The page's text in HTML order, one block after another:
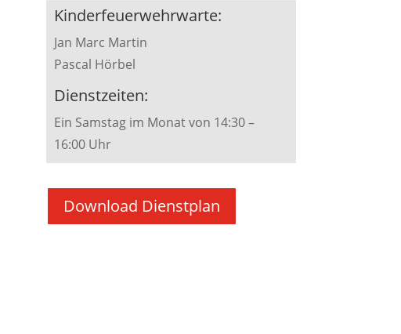
Kinderfeuerwehrwarte:
Jan Marc Martin
Pascal Hörbel
Dienstzeiten:
Ein Samstag im Monat von 14:30 –
16:00 Uhr
Download Dienstplan